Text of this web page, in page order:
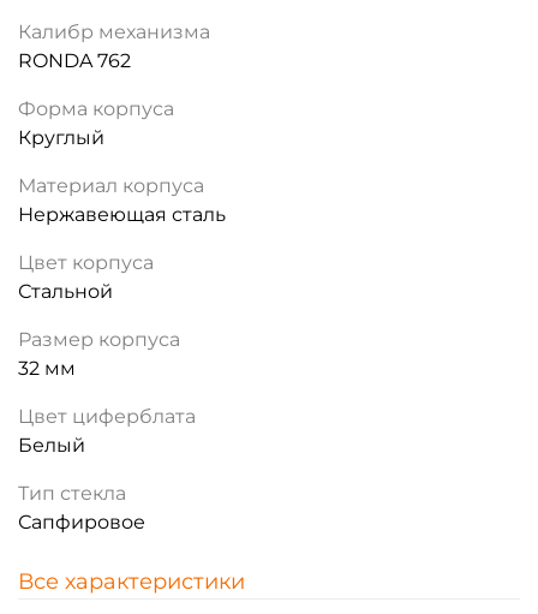
Калибр механизма
RONDA 762
Форма корпуса
Круглый
Материал корпуса
Нержавеющая сталь
Цвет корпуса
Стальной
Размер корпуса
32 мм
Цвет циферблата
Белый
Тип стекла
Сапфировое
Все характеристики